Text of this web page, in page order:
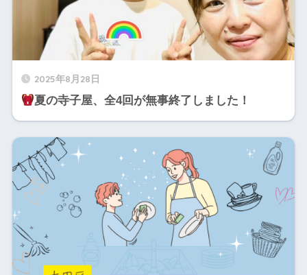
2025年8月28日
夏の寺子屋、全4回が無事終了しました！